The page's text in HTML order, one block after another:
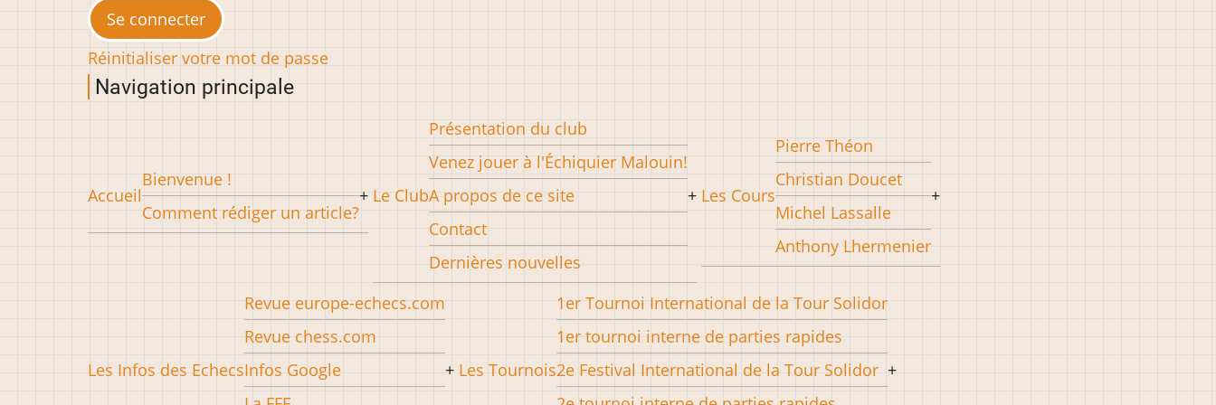
Réinitialiser votre mot de passe
Navigation principale
Accueil
Bienvenue !
Comment rédiger un article?
Le Club
Présentation du club
Venez jouer à l'Échiquier Malouin!
A propos de ce site
Contact
Dernières nouvelles
Les Cours
Pierre Théon
Christian Doucet
Michel Lassalle
Anthony Lhermenier
Les Infos des Echecs
Revue europe-echecs.com
Revue chess.com
Infos Google
Les Tournois
1er Tournoi International de la Tour Solidor
1er tournoi interne de parties rapides
2e Festival International de la Tour Solidor